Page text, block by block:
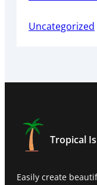
Uncategorized
Tropical
Easily create